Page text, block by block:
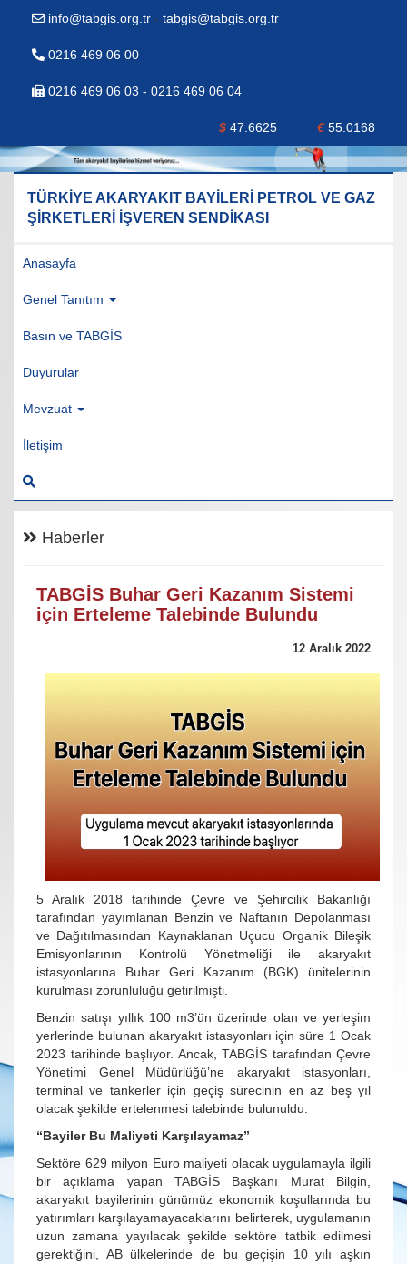
info@tabgis.org.tr - tabgis@tabgis.org.tr
0216 469 06 00
0216 469 06 03 - 0216 469 06 04
$ 47.6625 €55.0168
TÜRKİYE AKARYAKIT BAYİLERİ PETROL VE GAZ
ŞİRKETLERİ İŞVEREN SENDİKASI
Anasayfa
Genel Tanıtım
Basın ve TABGİS
Duyurular
Mevzuat
İletişim
Haberler
TABGİS Buhar Geri Kazanım Sistemi
için Erteleme Talebinde Bulundu
12 Aralık 2022
5 Aralık 2018 tarihinde Çevre ve Şehircilik Bakanlığı
tarafından yayımlanan Benzin ve Naftanın Depolanması
ve Dağıtılmasından Kaynaklanan Uçucu Organik Bileşik
Emisyonlarının Kontrolü Yönetmeliği ile akaryakıt
istasyonlarına Buhar Geri Kazanım (BGK) ünitelerinin
kurulması zorunluluğu getirilmişti.
Benzin satışı yıllık 100 m3’ün üzerinde olan ve yerleşim
yerlerinde bulunan akaryakıt istasyonları için süre 1 Ocak
2023 tarihinde başlıyor. Ancak, TABGİS tarafından Çevre
Yönetimi Genel Müdürlüğü’ne akaryakıt istasyonları,
terminal ve tankerler için geçiş sürecinin en az beş yıl
olacak şekilde ertelenmesi talebinde bulunuldu.
“Bayiler Bu Maliyeti Karşılayamaz”
Sektöre 629 milyon Euro maliyeti olacak uygulamayla ilgili
bir açıklama yapan TABGİS Başkanı Murat Bilgin,
akaryakıt bayilerinin günümüz ekonomik koşullarında bu
yatırımları karşılayamayacaklarını belirterek, uygulamanın
uzun zamana yayılacak şekilde sektöre tatbik edilmesi
gerektiğini, AB ülkelerinde de bu geçişin 10 yılı aşkın